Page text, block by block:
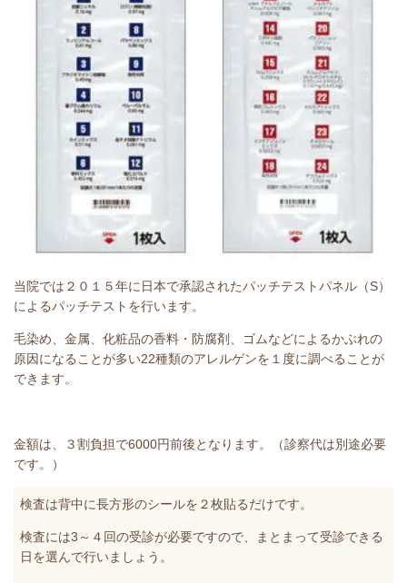
当院では２０１５年に日本で承認されたパッチテストパネル（S）
によるパッチテストを行います。
毛染め、金属、化粧品の香料・防腐剤、ゴムなどによるかぶれの
原因になることが多い22種類のアレルゲンを１度に調べることが
できます。
金額は、３割負担で6000円前後となります。（診察代は別途必要
です。）
検査は背中に長方形のシールを２枚貼るだけです。
検査には3～４回の受診が必要ですので、まとまって受診できる
日を選んで行いましょう。